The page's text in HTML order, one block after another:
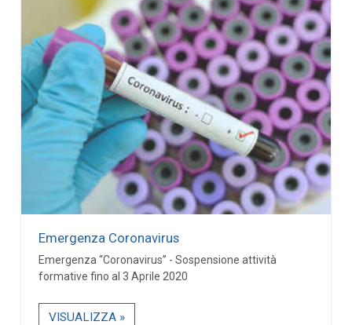
Emergenza Coronavirus
Emergenza “Coronavirus” - Sospensione attività
formative fino al 3 Aprile 2020
VISUALIZZA »